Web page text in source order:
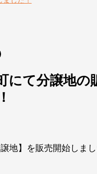
にて分譲地の
地】を販売開始しまし